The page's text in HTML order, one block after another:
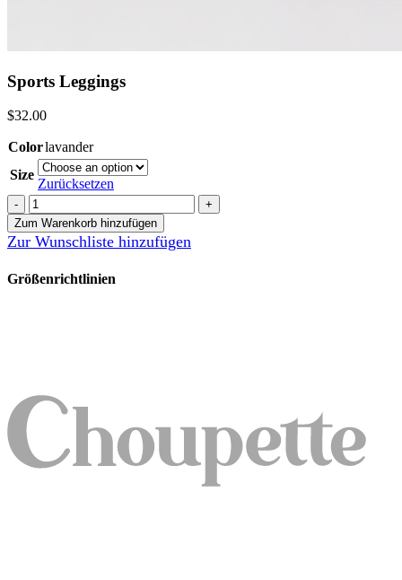
Sports Leggings
$32.00
Colorlavander
Size
Zurücksetzen
Sports
Leggings
Menge
Zum Warenkorb hinzufügen
Zur Wunschliste hinzufügen
Größenrichtlinien